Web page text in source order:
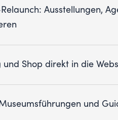
Ausstellungen,
und Shop direkt in die
und